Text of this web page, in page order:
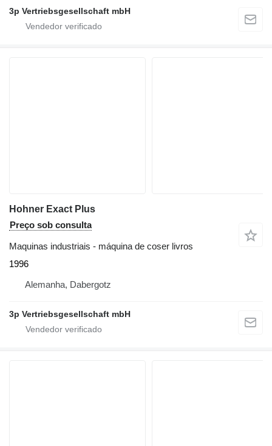
3p Vertriebsgesellschaft mbH
Hohner Exact Plus
Preço sob consulta
Maquinas industriais - máquina de coser livros
1996
Alemanha, Dabergotz
3p Vertriebsgesellschaft mbH